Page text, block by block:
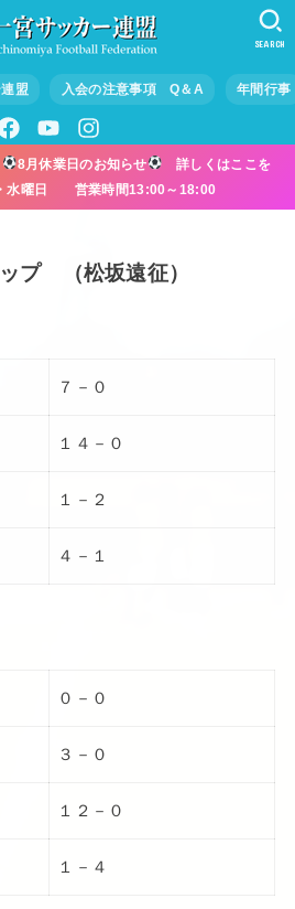
盟 入会の注意事項 Q＆A 年間行事
SEARCH
8月休業日のお知らせ
詳しくはここを
曜日 営業時間13:00～18:00
プ （松坂遠征）
７－０
１４－０
１－２
４－１
０－０
３－０
１２－０
１－４